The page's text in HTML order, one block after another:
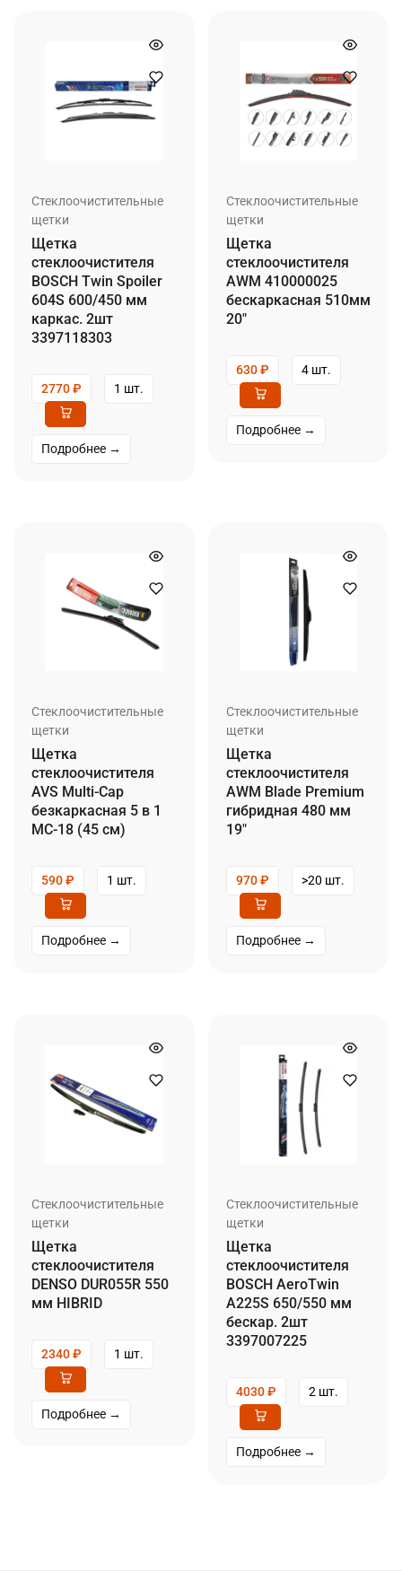
Стеклоочистительные
щетки
Щетка
стеклоочистителя
BOSCH Twin Spoiler
604S 600/450 мм
каркас. 2шт
3397118303
2770₽ 1 шт.
Подробнее →
Стеклоочистительные
щетки
Щетка
стеклоочистителя
AWM 410000025
бескаркасная 510мм
20″
630₽ 4 шт.
Подробнее →
Стеклоочистительные
щетки
Щетка
стеклоочистителя
AVS Multi-Cap
безкаркасная 5 в 1
MC-18 (45 см)
590₽ 1 шт.
Подробнее →
Стеклоочистительные
щетки
Щетка
стеклоочистителя
AWM Blade Premium
гибридная 480 мм
19″
970₽ >20 шт.
Подробнее →
Стеклоочистительные
щетки
Щетка
стеклоочистителя
DENSO DUR055R 550
мм HIBRID
2340₽ 1 шт.
Подробнее →
Стеклоочистительные
щетки
Щетка
стеклоочистителя
BOSCH AeroTwin
A225S 650/550 мм
бескар. 2шт
3397007225
4030₽ 2 шт.
Подробнее →